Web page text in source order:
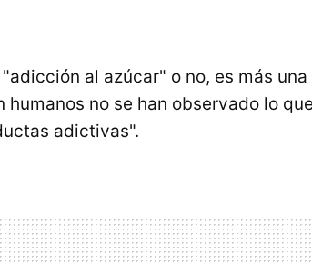
al azúcar" o no, es más
no se han observado lo
adictivas".